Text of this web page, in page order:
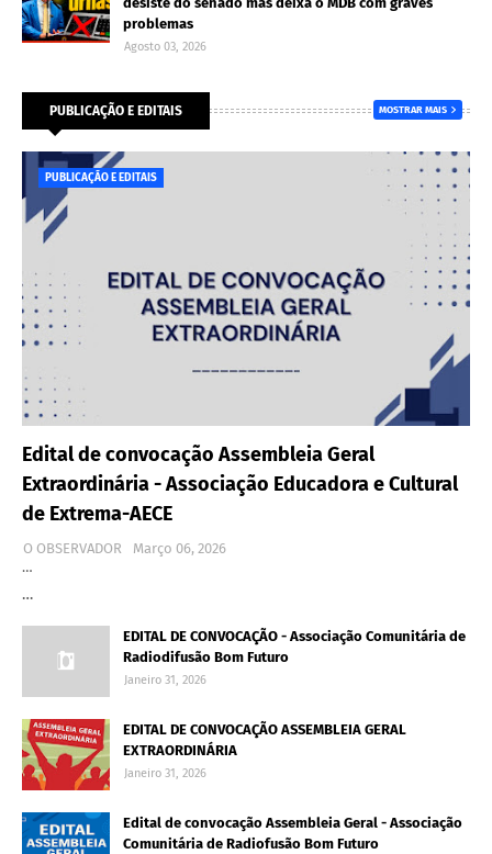
problemas
Agosto 03, 2026
PUBLICAÇÃO E EDITAIS MOSTRAR MAIS
PUBLICAÇÃO E EDITAIS
Edital de convocação Assembleia Geral
Extraordinária - Associação Educadora e Cultural
de Extrema-AECE
O OBSERVADOR
Março 06, 2026
…
…
EDITAL DE CONVOCAÇÃO - Associação Comunitária de
Radiodifusão Bom Futuro
Janeiro 31, 2026
EDITAL DE CONVOCAÇÃO ASSEMBLEIA GERAL
EXTRAORDINÁRIA
Janeiro 31, 2026
Edital de convocação Assembleia Geral - Associação
Comunitária de Radiofusão Bom Futuro